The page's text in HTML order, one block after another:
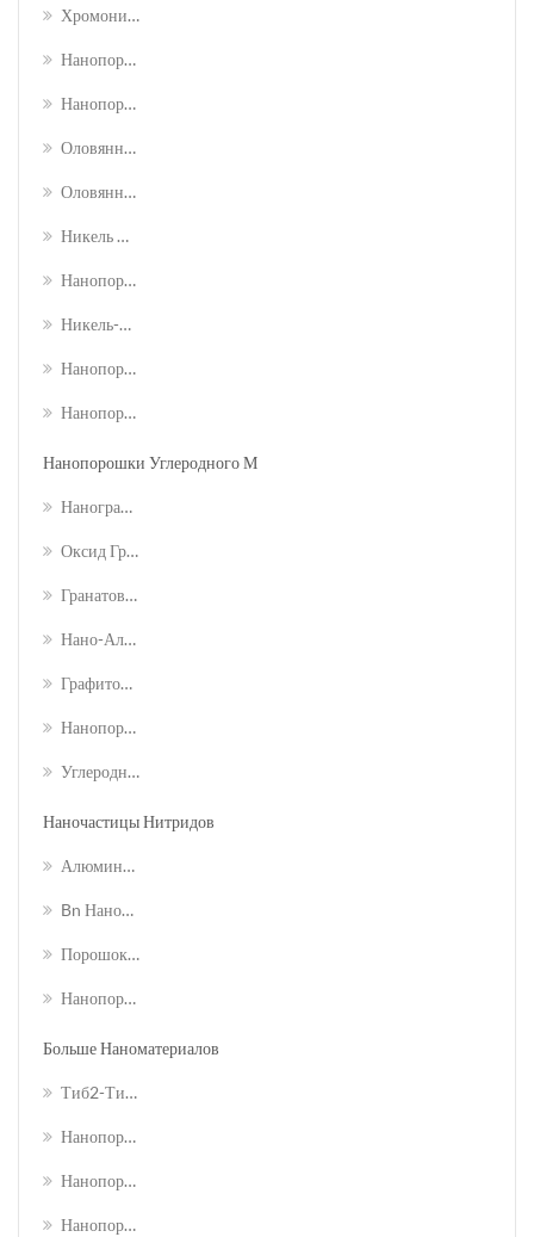
Хромоникелевое Железо (cr-Ni-Fe) Нанопорошок Сплава
Нанопорошок Из Сплава Железа Хрома Кобальта (fe-Cr-Co)
Нанопорошок Ферроникеля (fe-Ni)
Оловянный Висмут (sn-Bi) Нанопорошок Сплава
Оловянная Медь (sn-Cu) Сплав Nanopowde
Никель Хром (ni-Cr) Сплав Нанопорошок
Нанопорошок Никелевого Кобальта (ni-Co)
Никель-Медный (ni-Cu) Сплав Нанопорошок
Нанопорошок Сплава Серебра И Меди (ag-Cu)
Нанопорошок Сплава Серебра И Олова (ag-Sn)
Нанопорошки Углеродного Материала
Нанографен
Оксид Граната
Гранатовые Нанопластинки
Нано-Алмазный Порошок
Графитовый Нанопорошок
Нанопорошки Фуллеренов
Углеродный Нанонорн
Наночастицы Нитридов
Алюминиевый Нитрид Алюминия
Bn Нанопорошок Нитрида Бора
Порошок Нитрида Кремния Si3n4
Нанопорошок Титанового Нитрида Титана
Больше Наноматериалов
Тиб2-Титановый Диборид
Нанопорошок Сплава Вольфрама (wc)
Нанопорошок Сплава Кобальта Вольфрама (wc-Co)
Нанопорошок Трифторида Лаф3 Лантана